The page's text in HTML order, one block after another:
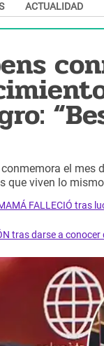
ACTUALIDAD
el mes
que viven lo
FALLECIÓ tras
tras darse a